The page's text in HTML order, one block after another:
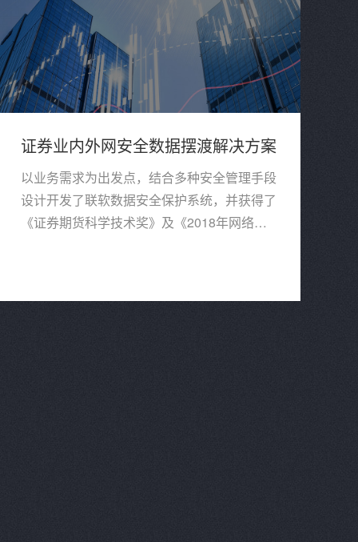
证券业内外网安全数据摆渡解决方案
以业务需求为出发点，结合多种安全管理手段
设计开发了联软数据安全保护系统，并获得了
《证券期货科学技术奖》及《2018年网络信